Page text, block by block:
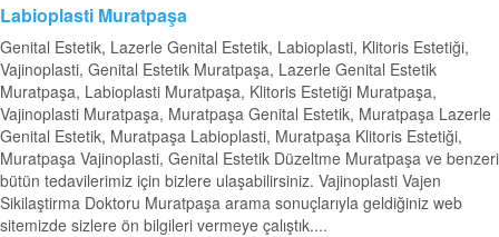
Labioplasti Muratpaşa
Genital Estetik, Lazerle Genital Estetik, Labioplasti, Klitoris Estetiği,
Vajinoplasti, Genital Estetik Muratpaşa, Lazerle Genital Estetik
Muratpaşa, Labioplasti Muratpaşa, Klitoris Estetiği Muratpaşa,
Vajinoplasti Muratpaşa, Muratpaşa Genital Estetik, Muratpaşa Lazerle
Genital Estetik, Muratpaşa Labioplasti, Muratpaşa Klitoris Estetiği,
Muratpaşa Vajinoplasti, Genital Estetik Düzeltme Muratpaşa ve benzeri
bütün tedavilerimiz için bizlere ulaşabilirsiniz. Vajinoplasti Vajen
Sikilaştirma Doktoru Muratpaşa arama sonuçlarıyla geldiğiniz web
sitemizde sizlere ön bilgileri vermeye çalıştık....